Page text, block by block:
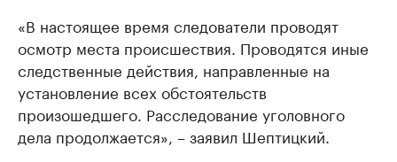
«В настоящее время следователи проводят
осмотр места происшествия. Проводятся иные
следственные действия, направленные на
установление всех обстоятельств
произошедшего. Расследование уголовного
дела продолжается», – заявил Шептицкий.